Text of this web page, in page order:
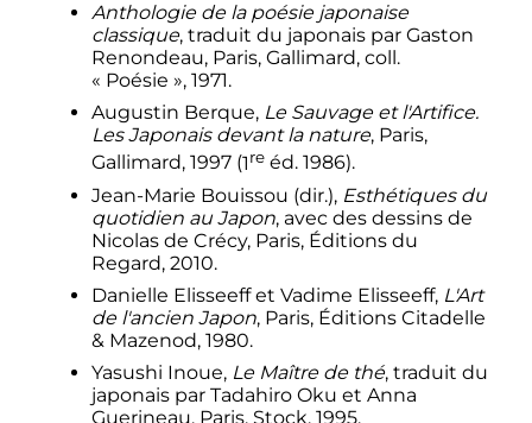
à la perfection. Il souligne
le caractère irréversible
du temps qui passe et
l’aspect éphémère de
toute chose, et appelle à
apprécier l’humble
beauté des choses
simples, patinées par les
années et les épreuves… »
↑(ja) Shōyo Morigami(森神 逍遥 ),
Wabi sabi yūgen no kokoro
幽玄のこころ) :Seiyō tetsugaku o
koeru jōi ishiki ( 西洋哲学を超える上位
意識)[« Au cœur du mystère wabi-
sabi »], Sakura no hana shuppan(桜
の花出版), 2015, 301 p. (ISBN978-4-434-
20142-4)
Anthologie de la poésie japonaise
classique, traduit du japonais par Gaston
Renondeau, Paris, Gallimard, coll.
« Poésie », 1971.
Augustin Berque, Le Sauvage et l'Artifice.
Les Japonais devant la nature, Paris,
Gallimard, 1997 (1reéd. 1986).
Jean-Marie Bouissou (dir.), Esthétiques du
quotidien au Japon, avec des dessins de
Nicolas de Crécy, Paris, Éditions du
Regard, 2010.
Danielle Elisseeff et Vadime Elisseeff, L'Art
de l'ancien Japon, Paris, Éditions Citadelle
& Mazenod, 1980.
Yasushi Inoue, Le Maître de thé, traduit du
japonais par Tadahiro Oku et Anna
Guerineau, Paris, Stock, 1995.